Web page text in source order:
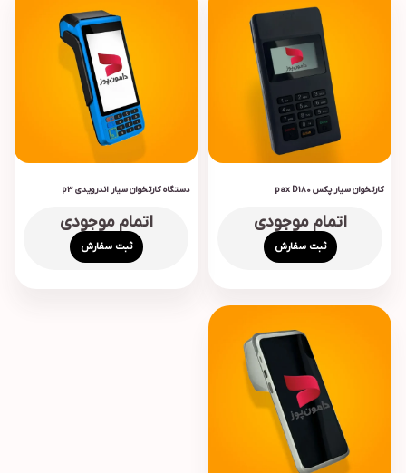
کارتخوان سیار پکس pax D180
ثبت سفارش
اتمام موجودی
دستگاه کارتخوان سیار اندرویدی p3
ثبت سفارش
اتمام موجودی